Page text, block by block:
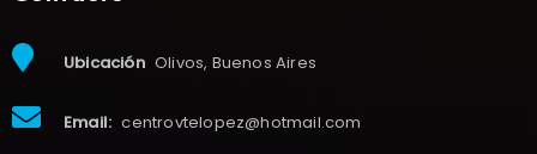
Ubicación Olivos, Buenos Aires
Email: centrovtelopez@hotmail.com